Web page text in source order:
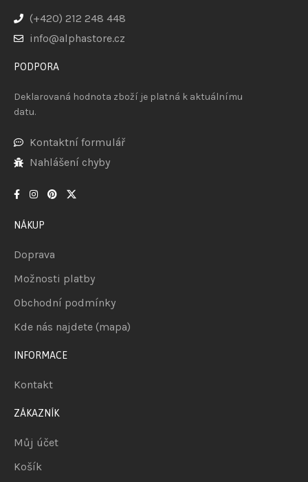
(+420) 212 248 448
info@alphastore.cz
PODPORA
Deklarovaná hodnota zboží je platná k aktuálnímu
datu.
Kontaktní formulář
Nahlášení chyby
NÁKUP
Doprava
Možnosti platby
Obchodní podmínky
Kde nás najdete (mapa)
INFORMACE
Kontakt
ZÁKAZNÍK
Můj účet
Košík